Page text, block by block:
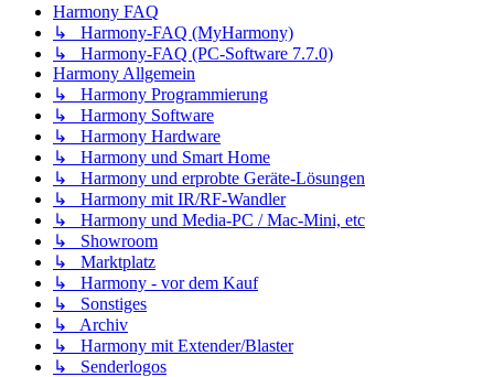
Harmony FAQ
↳ Harmony-FAQ (MyHarmony)
↳ Harmony-FAQ (PC-Software 7.7.0)
Harmony Allgemein
↳ Harmony Programmierung
↳ Harmony Software
↳ Harmony Hardware
↳ Harmony und Smart Home
↳ Harmony und erprobte Geräte-Lösungen
↳ Harmony mit IR/RF-Wandler
↳ Harmony und Media-PC / Mac-Mini, etc
↳ Showroom
↳ Marktplatz
↳ Harmony - vor dem Kauf
↳ Sonstiges
↳ Archiv
↳ Harmony mit Extender/Blaster
↳ Senderlogos